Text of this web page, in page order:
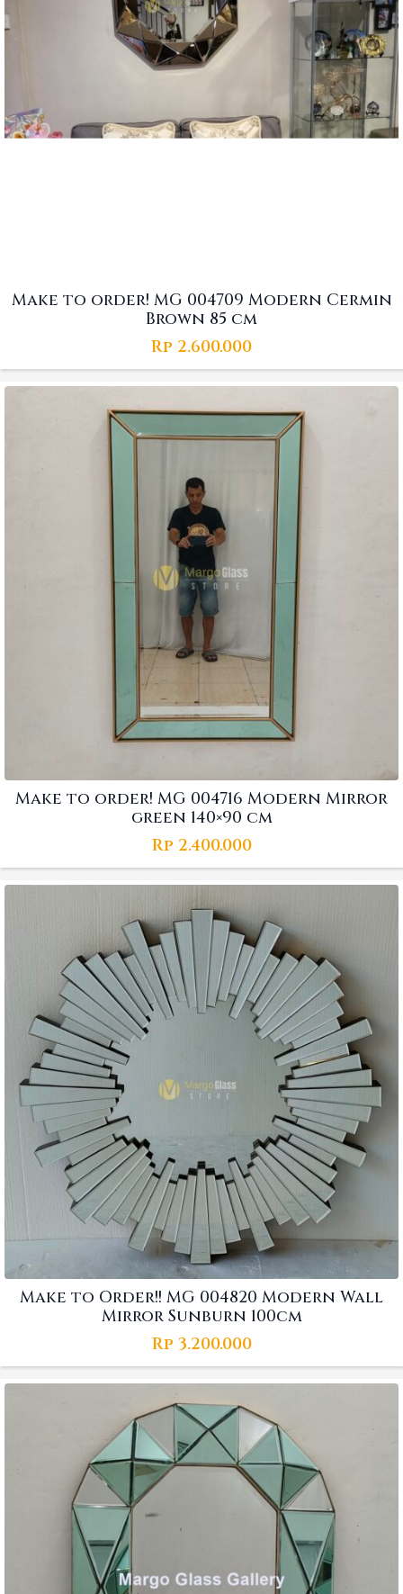
Make to order! MG 004709 Modern Cermin
Brown 85 cm
Rp 2.600.000
Make to order! MG 004716 Modern Mirror
green 140×90 cm
Rp 2.400.000
Make to Order!! MG 004820 Modern Wall
Mirror Sunburn 100cm
Rp 3.200.000